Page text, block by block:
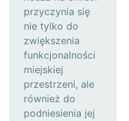
przyczynia się
nie tylko do
zwiększenia
funkcjonalności
miejskiej
przestrzeni, ale
również do
podniesienia jej